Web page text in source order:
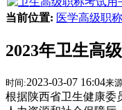
当前位置: 医学高级职
2023年卫生高
时间:2023-03-07 16:04来
根据陕西省卫生健康委